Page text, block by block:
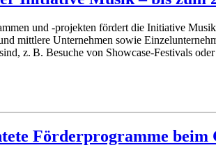
und -projekten fördert die Initiative
mittlere Unternehmen sowie
z. B. Besuche von Showcase-Festivals
Förderprogramme